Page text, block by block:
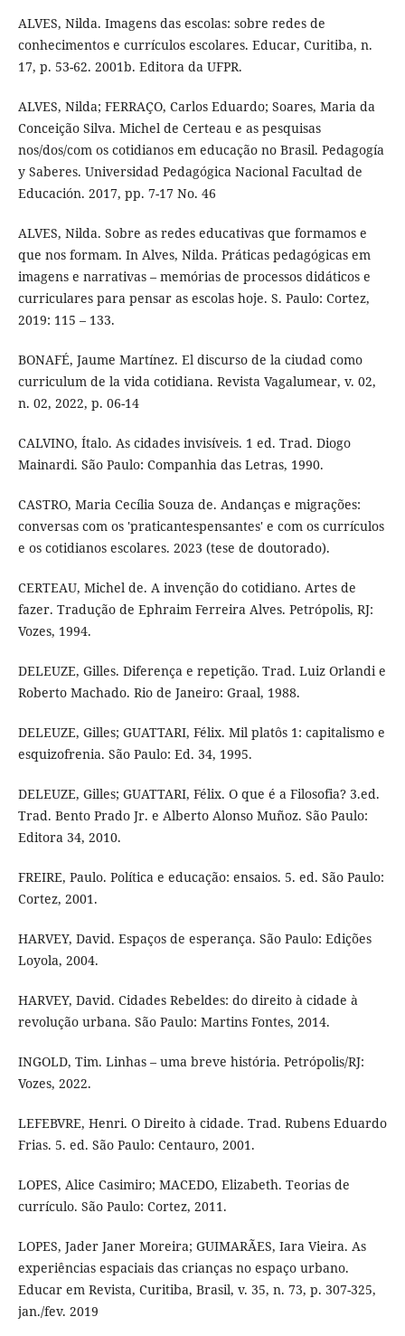
ALVES, Nilda. Imagens das escolas: sobre redes de
conhecimentos e currículos escolares. Educar, Curitiba, n.
17, p. 53-62. 2001b. Editora da UFPR.
ALVES, Nilda; FERRAÇO, Carlos Eduardo; Soares, Maria da
Conceição Silva. Michel de Certeau e as pesquisas
nos/dos/com os cotidianos em educação no Brasil. Pedagogía
y Saberes. Universidad Pedagógica Nacional Facultad de
Educación. 2017, pp. 7-17 No. 46
ALVES, Nilda. Sobre as redes educativas que formamos e
que nos formam. In Alves, Nilda. Práticas pedagógicas em
imagens e narrativas – memórias de processos didáticos e
curriculares para pensar as escolas hoje. S. Paulo: Cortez,
2019: 115 – 133.
BONAFÉ, Jaume Martínez. El discurso de la ciudad como
curriculum de la vida cotidiana. Revista Vagalumear, v. 02,
n. 02, 2022, p. 06-14
CALVINO, Ítalo. As cidades invisíveis. 1 ed. Trad. Diogo
Mainardi. São Paulo: Companhia das Letras, 1990.
CASTRO, Maria Cecília Souza de. Andanças e migrações:
conversas com os 'praticantespensantes' e com os currículos
e os cotidianos escolares. 2023 (tese de doutorado).
CERTEAU, Michel de. A invenção do cotidiano. Artes de
fazer. Tradução de Ephraim Ferreira Alves. Petrópolis, RJ:
Vozes, 1994.
DELEUZE, Gilles. Diferença e repetição. Trad. Luiz Orlandi e
Roberto Machado. Rio de Janeiro: Graal, 1988.
DELEUZE, Gilles; GUATTARI, Félix. Mil platôs 1: capitalismo e
esquizofrenia. São Paulo: Ed. 34, 1995.
DELEUZE, Gilles; GUATTARI, Félix. O que é a Filosofia? 3.ed.
Trad. Bento Prado Jr. e Alberto Alonso Muñoz. São Paulo:
Editora 34, 2010.
FREIRE, Paulo. Política e educação: ensaios. 5. ed. São Paulo:
Cortez, 2001.
HARVEY, David. Espaços de esperança. São Paulo: Edições
Loyola, 2004.
HARVEY, David. Cidades Rebeldes: do direito à cidade à
revolução urbana. São Paulo: Martins Fontes, 2014.
INGOLD, Tim. Linhas – uma breve história. Petrópolis/RJ:
Vozes, 2022.
LEFEBVRE, Henri. O Direito à cidade. Trad. Rubens Eduardo
Frias. 5. ed. São Paulo: Centauro, 2001.
LOPES, Alice Casimiro; MACEDO, Elizabeth. Teorias de
currículo. São Paulo: Cortez, 2011.
LOPES, Jader Janer Moreira; GUIMARÃES, Iara Vieira. As
experiências espaciais das crianças no espaço urbano.
Educar em Revista, Curitiba, Brasil, v. 35, n. 73, p. 307-325,
jan./fev. 2019